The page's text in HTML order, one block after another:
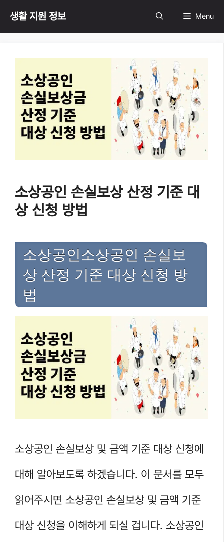
Skip생활 지원 정보 Menu
소상공인 손실보상 산정 기준 대
상 신청 방법
소상공인소상공인 손실보
상 산정 기준 대상 신청 방
법
소상공인 손실보상 및 금액 기준 대상 신청에
대해 알아보도록 하겠습니다. 이 문서를 모두
읽어주시면 소상공인 손실보상 및 금액 기준
대상 신청을 이해하게 되실 겁니다. 소상공인